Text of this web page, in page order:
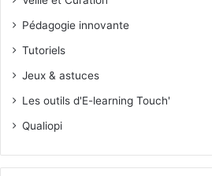
Pédagogie innovante
Tutoriels
Jeux & astuces
Les outils d'E-learning Touch'
Qualiopi